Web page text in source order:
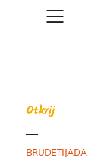
Otkrij
BRUDETIJADA